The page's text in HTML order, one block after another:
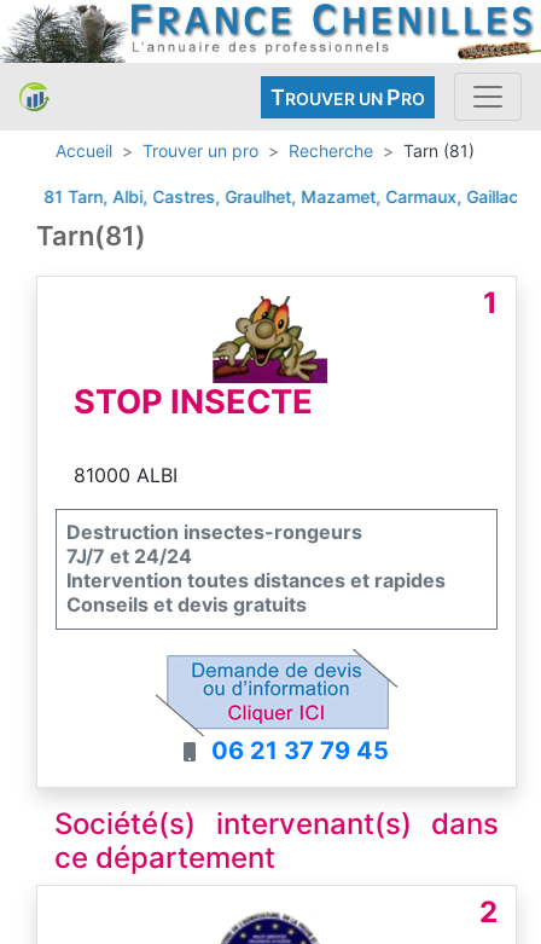
TROUVER UN PRO
Accueil Trouver un pro Recherche Tarn (81)
81 Tarn, Albi, Castres, Graulhet, Mazamet, Carmaux, GaillacALBI
Tarn(81)
1
STOP INSECTE
81000 ALBI
Destruction insectes-rongeurs
7J/7 et 24/24
Intervention toutes distances et rapides
Conseils et devis gratuits
06 21 37 79 45
Société(s) intervenant(s) dans
ce département
2